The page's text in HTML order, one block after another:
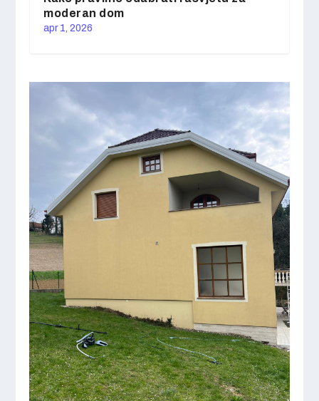
moderan dom
apr 1, 2026